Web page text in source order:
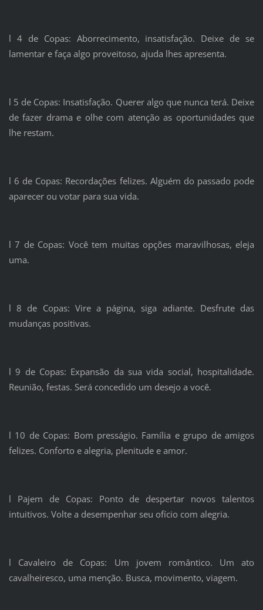
l 4 de Copas: Aborrecimento, insatisfação. Deixe de se
lamentar e faça algo proveitoso, ajuda lhes apresenta.
l 5 de Copas: Insatisfação. Querer algo que nunca terá. Deixe
de fazer drama e olhe com atenção as oportunidades que
lhe restam.
l 6 de Copas: Recordações felizes. Alguém do passado pode
aparecer ou votar para sua vida.
l 7 de Copas: Você tem muitas opções maravilhosas, eleja
uma.
l 8 de Copas: Vire a página, siga adiante. Desfrute das
mudanças positivas.
l 9 de Copas: Expansão da sua vida social, hospitalidade.
Reunião, festas. Será concedido um desejo a você.
l 10 de Copas: Bom presságio. Família e grupo de amigos
felizes. Conforto e alegria, plenitude e amor.
l Pajem de Copas: Ponto de despertar novos talentos
intuitivos. Volte a desempenhar seu ofício com alegria.
l Cavaleiro de Copas: Um jovem romântico. Um ato
cavalheiresco, uma menção. Busca, movimento, viagem.